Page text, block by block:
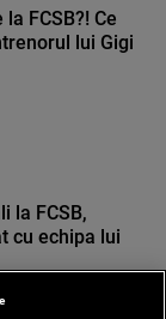
FCSB?! Ce
lui Gigi
la FCSB,
cu echipa lui